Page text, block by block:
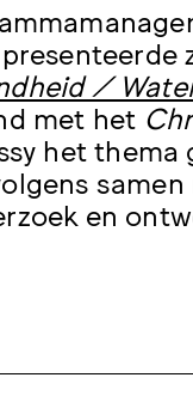
/
met het
het
en